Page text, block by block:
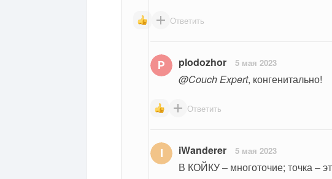
Ответить
plodozhor 5 мая 2023
@Couch Expert, конгенитально!
Ответить
iWanderer 5 мая 2023
В КОЙКУ – многоточие; точка –